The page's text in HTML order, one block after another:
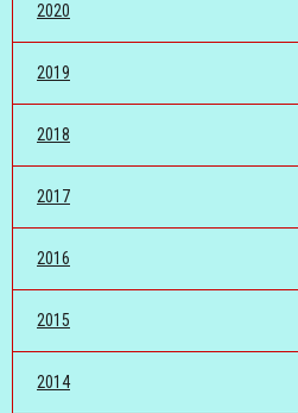
2020
2019
2018
2017
2016
2015
2014